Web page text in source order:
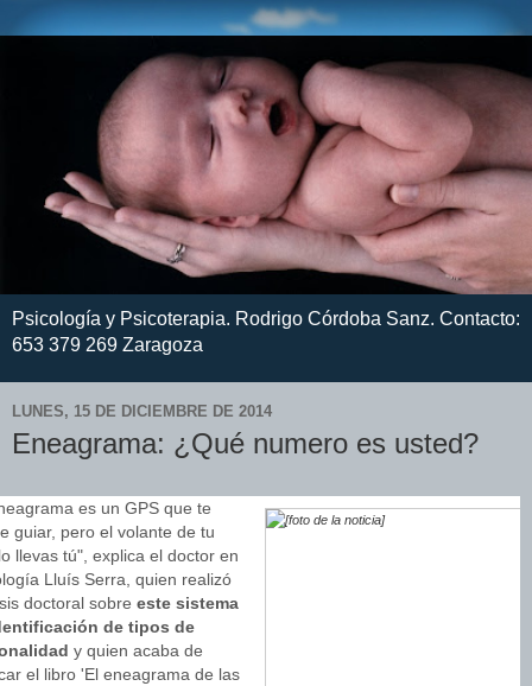
Psicología y Psicoterapia. Rodrigo Córdoba Sanz. Contacto:
653 379 269 Zaragoza
LUNES, 15 DE DICIEMBRE DE 2014
Eneagrama: ¿Qué numero es usted?
es un GPS que te
guiar, pero el volante de tu
llevas tú", explica el doctor en
Lluís Serra, quien realizó
doctoral sobre este sistema
de tipos de
y quien acaba de
el libro 'El eneagrama de las